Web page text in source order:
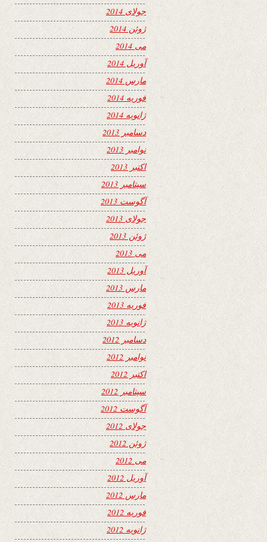
جولای 2014
ژوئن 2014
می 2014
آوریل 2014
مارس 2014
فوریه 2014
ژانویه 2014
دسامبر 2013
نوامبر 2013
اکتبر 2013
سپتامبر 2013
آگوست 2013
جولای 2013
ژوئن 2013
می 2013
آوریل 2013
مارس 2013
فوریه 2013
ژانویه 2013
دسامبر 2012
نوامبر 2012
اکتبر 2012
سپتامبر 2012
آگوست 2012
جولای 2012
ژوئن 2012
می 2012
آوریل 2012
مارس 2012
فوریه 2012
ژانویه 2012